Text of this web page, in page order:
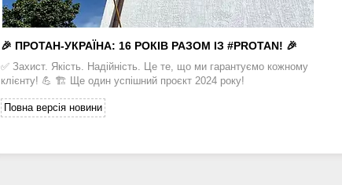
🎉 ПРОТАН-УКРАЇНА: 16 РОКІВ РАЗОМ ІЗ #PROTAN! 🎉
✅ Захист. Якість. Надійність. Це те, що ми гарантуємо кожному
клієнту! 💪 🏗 Ще один успішний проєкт 2024 року!
Повна версія новини